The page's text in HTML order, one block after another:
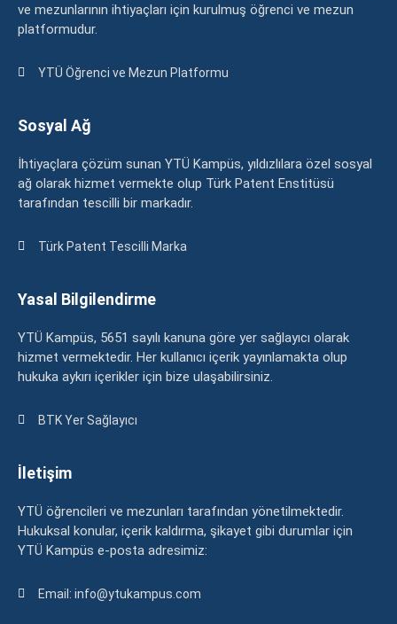
ve mezunlarının ihtiyaçları için kurulmuş öğrenci ve mezun
platformudur.
YTÜ Öğrenci ve Mezun Platformu
Sosyal Ağ
İhtiyaçlara çözüm sunan YTÜ Kampüs, yıldızlılara özel sosyal
ağ olarak hizmet vermekte olup Türk Patent Enstitüsü
tarafından tescilli bir markadır.
Türk Patent Tescilli Marka
Yasal Bilgilendirme
YTÜ Kampüs, 5651 sayılı kanuna göre yer sağlayıcı olarak
hizmet vermektedir. Her kullanıcı içerik yayınlamakta olup
hukuka aykırı içerikler için bize ulaşabilirsiniz.
BTK Yer Sağlayıcı
İletişim
YTÜ öğrencileri ve mezunları tarafından yönetilmektedir.
Hukuksal konular, içerik kaldırma, şikayet gibi durumlar için
YTÜ Kampüs e-posta adresimiz:
Email: info@ytukampus.com